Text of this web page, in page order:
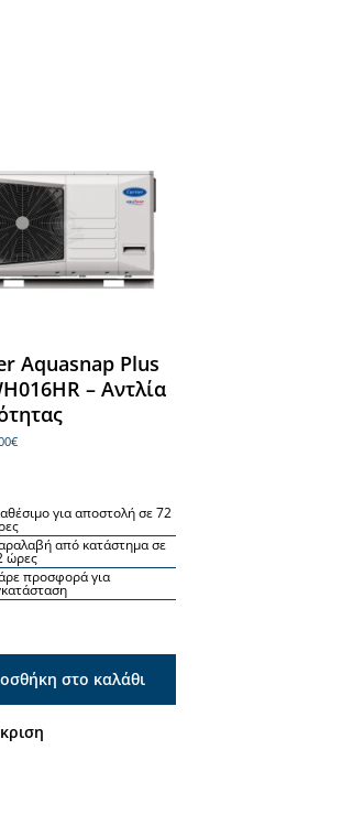
Aquasnap Plus
– Αντλία
για αποστολή σε 72
από κατάστημα σε
ώρες
προσφορά για
στο καλάθι